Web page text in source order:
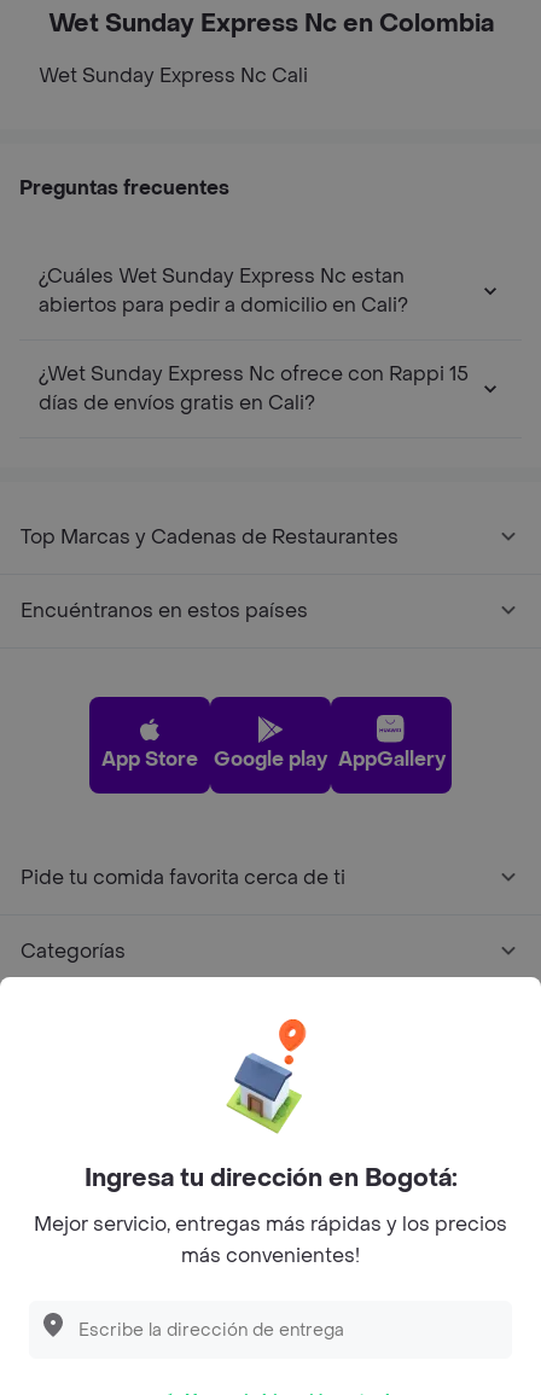
Descubre las PROMOCIONES que tenemos
Wet Sunday Express Nc en Colombia
Wet Sunday Express Nc Cali
Preguntas frecuentes
¿Cuáles Wet Sunday Express Nc estan
abiertos para pedir a domicilio en Cali?
¿Wet Sunday Express Nc ofrece con Rappi 15
días de envíos gratis en Cali?
Top Marcas y Cadenas de Restaurantes
Encuéntranos en estos países
App Store Google play AppGallery
Pide tu comida favorita cerca de ti
Categorías
Facebook
Twitter
Instagram
©2026Rappi Inc. All rights reserved.
Ingresa tu dirección en Bogotá:
Mejor servicio, entregas más rápidas y los precios
más convenientes!